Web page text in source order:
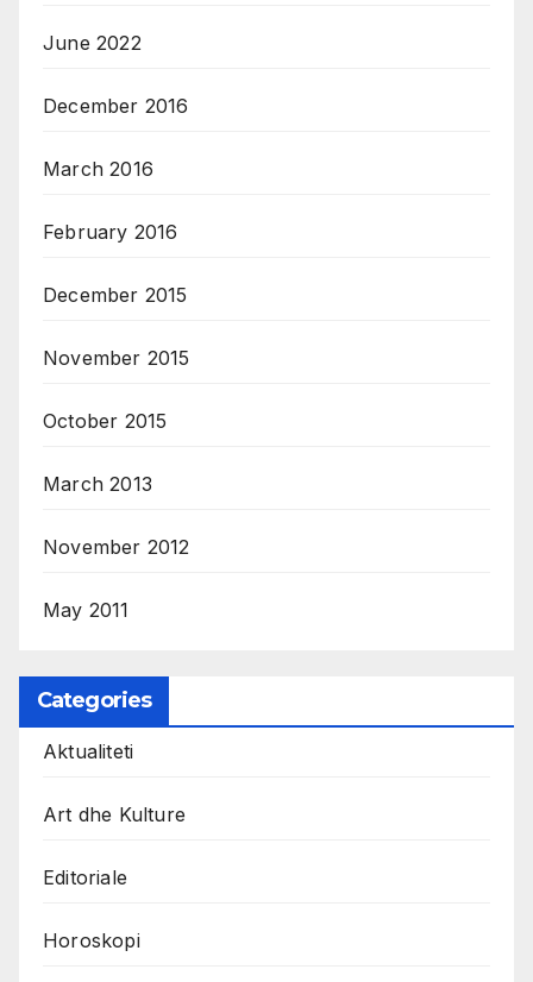
June 2022
December 2016
March 2016
February 2016
December 2015
November 2015
October 2015
March 2013
November 2012
May 2011
Categories
Aktualiteti
Art dhe Kulture
Editoriale
Horoskopi